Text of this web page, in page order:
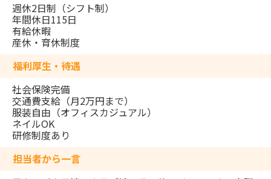
週休2日制（シフト制）
年間休日115日
有給休暇
産休・育休制度
福利厚生・待遇
社会保険完備
交通費支給（月2万円まで）
服装自由（オフィスカジュアル）
ネイルOK
研修制度あり
担当者から一言